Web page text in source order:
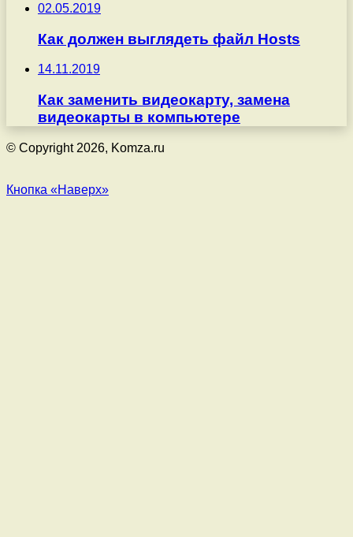
02.05.2019
Как должен выглядеть файл Hosts
14.11.2019
Как заменить видеокарту, замена
видеокарты в компьютере
© Copyright 2026, Komza.ru
Кнопка «Наверх»